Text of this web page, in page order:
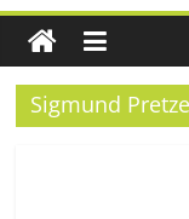
ธุรกิจ
SME
Sigmund